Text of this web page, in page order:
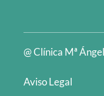
@ Clínica Mª
Aviso Legal